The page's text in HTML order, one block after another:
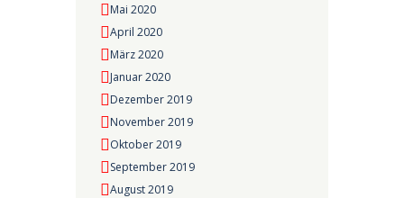
Mai 2020
April 2020
März 2020
Januar 2020
Dezember 2019
November 2019
Oktober 2019
September 2019
August 2019